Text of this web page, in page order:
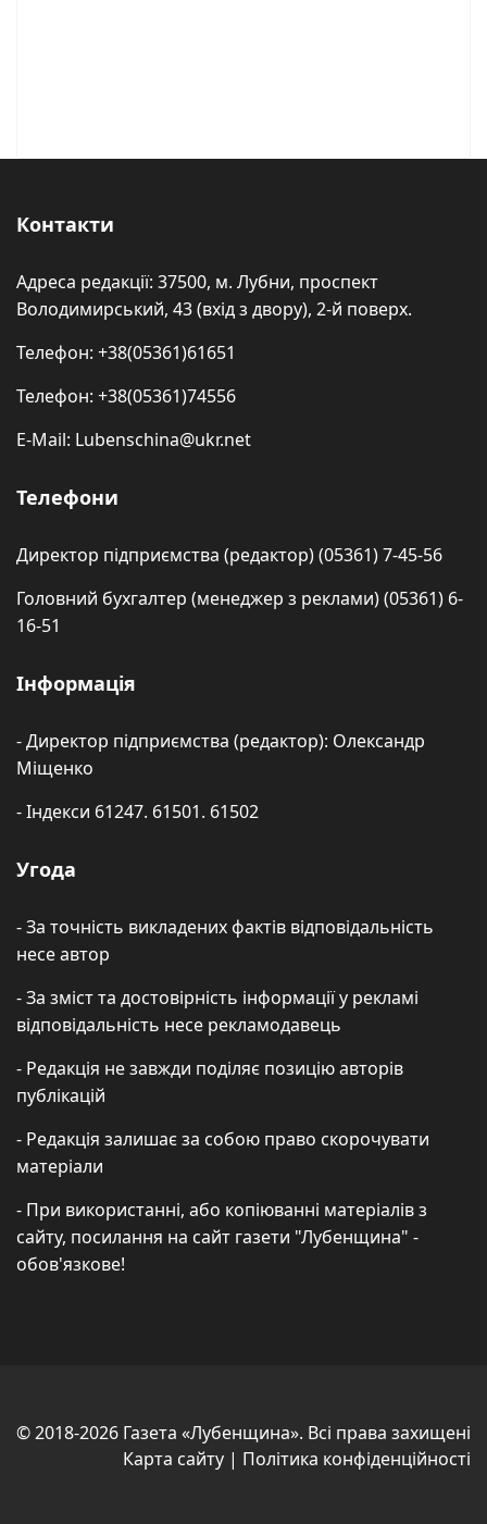
Контакти
Адреса редакції: 37500, м. Лубни, проспект
Володимирський, 43 (вхід з двору), 2-й поверх.
Телефон: +38(05361)61651
Телефон: +38(05361)74556
E-Mail: Lubenschina@ukr.net
Телефони
Директор підприємства (редактор) (05361) 7-45-56
Головний бухгалтер (менеджер з реклами) (05361) 6-
16-51
Інформація
- Директор підприємства (редактор): Олександр
Міщенко
- Індекси 61247. 61501. 61502
Угода
- За точність викладених фактів відповідальність
несе автор
- За зміст та достовірність інформації у рекламі
відповідальність несе рекламодавець
- Редакція не завжди поділяє позицію авторів
публікацій
- Редакція залишає за собою право скорочувати
матеріали
- При використанні, або копіюванні матеріалів з
сайту, посилання на сайт газети "Лубенщина" -
обов'язкове!
© 2018-2026 Газета «Лубенщина». Всі права захищені
Карта сайту | Політика конфіденційності